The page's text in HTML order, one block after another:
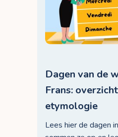
Dagen van de
Frans:
etymologie
Lees hier de dagen